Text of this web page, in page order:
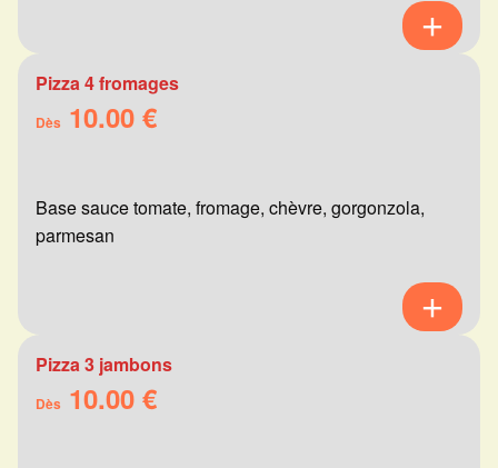
Pizza 4 fromages
Dès 10.00 €
Base sauce tomate, fromage, chèvre, gorgonzola,
parmesan
Pizza 3 jambons
Dès 10.00 €